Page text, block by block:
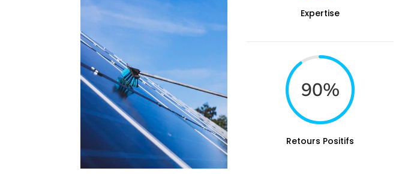
Expertise
90%
Retours Positifs